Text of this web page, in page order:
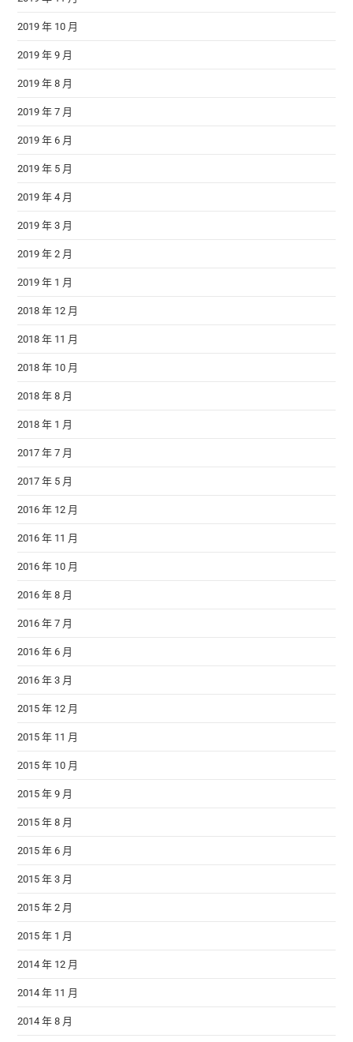
2019 年 10 月
2019 年 9 月
2019 年 8 月
2019 年 7 月
2019 年 6 月
2019 年 5 月
2019 年 4 月
2019 年 3 月
2019 年 2 月
2019 年 1 月
2018 年 12 月
2018 年 11 月
2018 年 10 月
2018 年 8 月
2018 年 1 月
2017 年 7 月
2017 年 5 月
2016 年 12 月
2016 年 11 月
2016 年 10 月
2016 年 8 月
2016 年 7 月
2016 年 6 月
2016 年 3 月
2015 年 12 月
2015 年 11 月
2015 年 10 月
2015 年 9 月
2015 年 8 月
2015 年 6 月
2015 年 3 月
2015 年 2 月
2015 年 1 月
2014 年 12 月
2014 年 11 月
2014 年 8 月